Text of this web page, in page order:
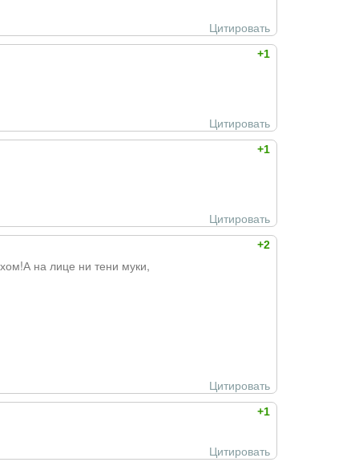
Цитировать
+1
Цитировать
+1
Цитировать
+2
на лице ни тени муки,
Цитировать
+1
Цитировать